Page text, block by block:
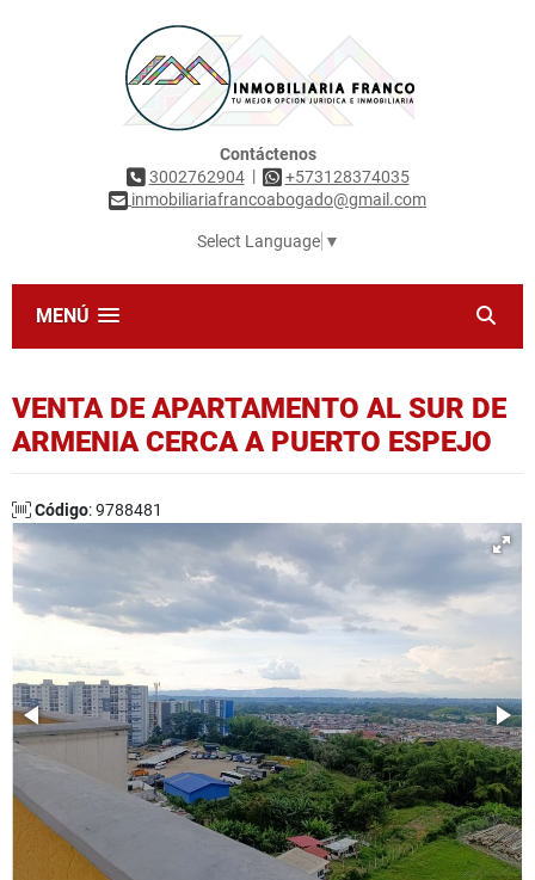
Contáctenos
3002762904|
+573128374035
inmobiliariafrancoabogado@gmail.com
Select Language ▼
MENÚ
VENTA DE APARTAMENTO AL SUR DE
ARMENIA CERCA A PUERTO ESPEJO
Código: 9788481